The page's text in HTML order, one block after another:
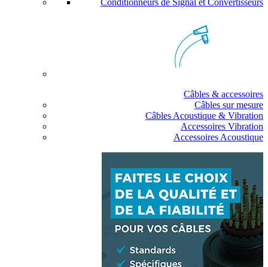
Conditionneurs de Signal et Convertisseurs
Câbles & accessoires
Câbles sur mesure
Câbles Acoustique & Vibration
Accessoires Vibration
Accessoires Acoustique